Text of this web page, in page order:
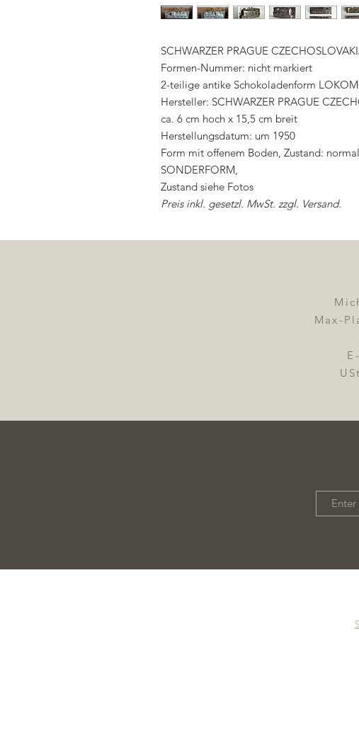
SCHWARZER PRAGUE
Formen-Nummer: nicht markiert
2-teilige antike Schokoladenform
Hersteller: SCHWARZER PRAGUE
ca. 6 cm hoch x 15,5 cm breit
Herstellungsdatum: um 1950
Form mit offenem Boden, Zustand:
SONDERFORM,
Zustand siehe Fotos
Preis inkl. gesetzl. MwSt. zzgl. Versand.
Max-